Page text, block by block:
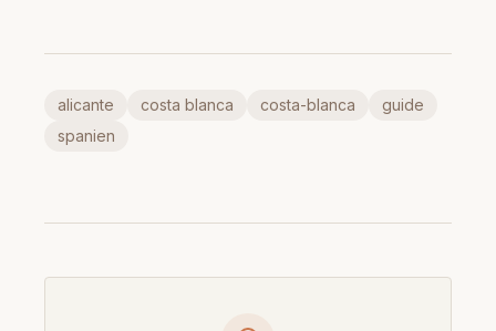
alicante costa blanca costa-blanca
guide
spanien